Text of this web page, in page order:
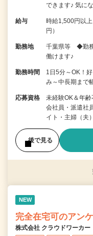
できます♪ 気に
給与
時給1,500円以
円）
勤務地
千葉県等 ◆勤務
働けます♪
勤務時間
1日5分～OK！
み～中長期まで
応募資格
未経験OK＆年
会社員・派遣社
イト・主婦（夫
後で見る
NEW
完全在宅可のアン
株式会社 クラウドワーカー